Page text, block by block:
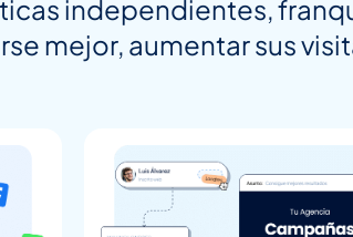
independientes,
mejor, aumentar sus